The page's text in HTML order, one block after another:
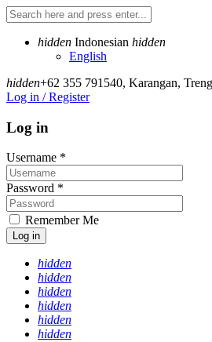
hidden Indonesian hidden
English
hidden+62 355 791540, Karangan,
Log in / Register
Log in
Username *
Password *
Remember Me
Log in
hidden
hidden
hidden
hidden
hidden
hidden